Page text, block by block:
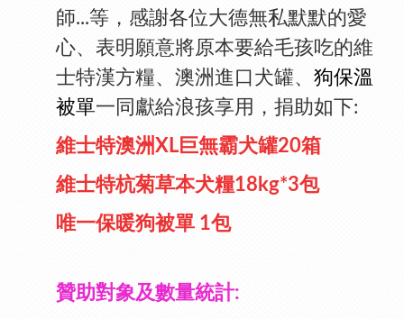
師...等，感謝各位大德無私默默的愛
心、表明願意將原本要給毛孩吃的維
士特漢方糧、澳洲進口犬罐、 狗保溫
被單一同獻給浪孩享用，捐助如下:
維士特澳洲XL巨無霸犬罐20箱
維士特杭菊草本犬糧18kg*3包
唯一保暖狗被單 1包
贊助對象及數量統計: